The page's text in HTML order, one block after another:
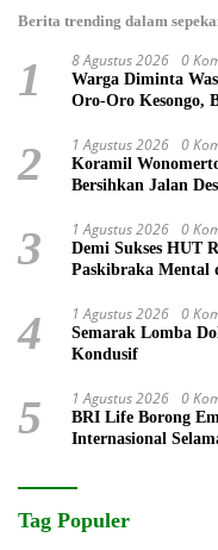
Berita trending dalam
1 8 Agustus 2026 0
Warga Diminta
Oro-Oro Kesongo,
2 1 Agustus 2026 0
Koramil
Bersihkan Jalan
3 1 Agustus 2026 0
Demi Sukses HUT
Paskibraka Mental
4 1 Agustus 2026 0
Semarak Lomba
Kondusif
5 1 Agustus 2026 0
BRI Life Borong
Internasional
Tag Populer